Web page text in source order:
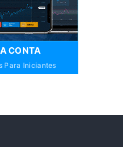
CONTA
Para Iniciantes